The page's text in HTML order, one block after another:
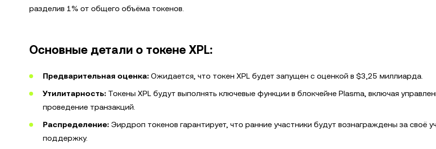
разделив 1% от общего объёма токенов.
Основные детали о токене XPL:
Предварительная оценка: Ожидается, что токен XPL будет запущен с оценкой в $3,25 миллиарда.
Утилитарность: Токены XPL будут выполнять ключевые функции в блокчейне Plasma, включая
проведение транзакций.
Распределение: Эирдроп токенов гарантирует, что ранние участники будут вознаграждены за своё
поддержку.